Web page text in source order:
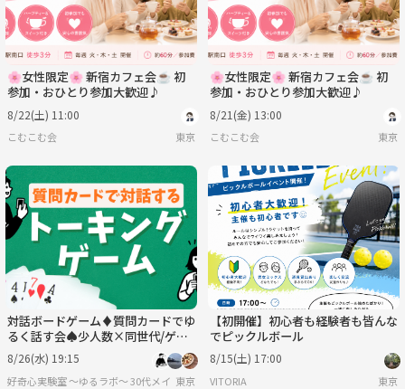
🌸女性限定🌸 新宿カフェ会☕️ 初
参加・おひとり参加大歓迎♪
8/22(土) 11:00
こむこむ会 東京
🌸女性限定🌸 新宿カフェ会☕️ 初
参加・おひとり参加大歓迎♪
8/21(金) 13:00
こむこむ会 東京
対話ボードゲーム♦️質問カードでゆ
るく話す会♠少人数×同世代/ゲー
ム感覚でゆるく/初対面でも会話し
やすい
8/26(水) 19:15
好奇心実験室 ～ゆるラボ～ 30代メイン東京
【初開催】初心者も経験者も皆んな
でピックルボール
8/15(土) 17:00
VITORIA 東京